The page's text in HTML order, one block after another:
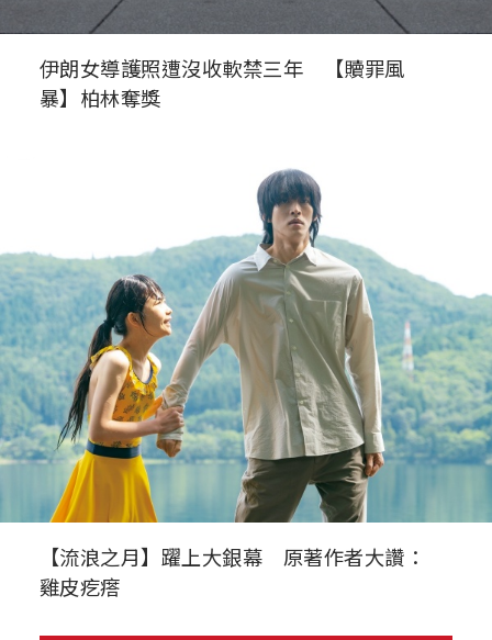
伊朗女導護照遭沒收軟禁三年 【贖罪風
暴】柏林奪獎
【流浪之月】躍上大銀幕 原著作者大讚：
雞皮疙瘩